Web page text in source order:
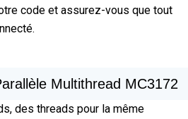
code et assurez-vous que tout
Multithread MC3172
des threads pour la même